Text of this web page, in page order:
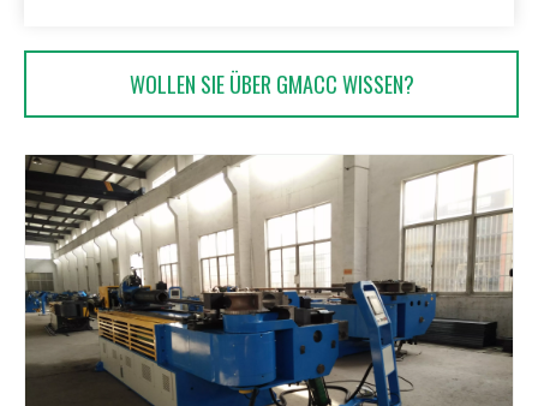
WOLLEN SIE ÜBER GMACC WISSEN?